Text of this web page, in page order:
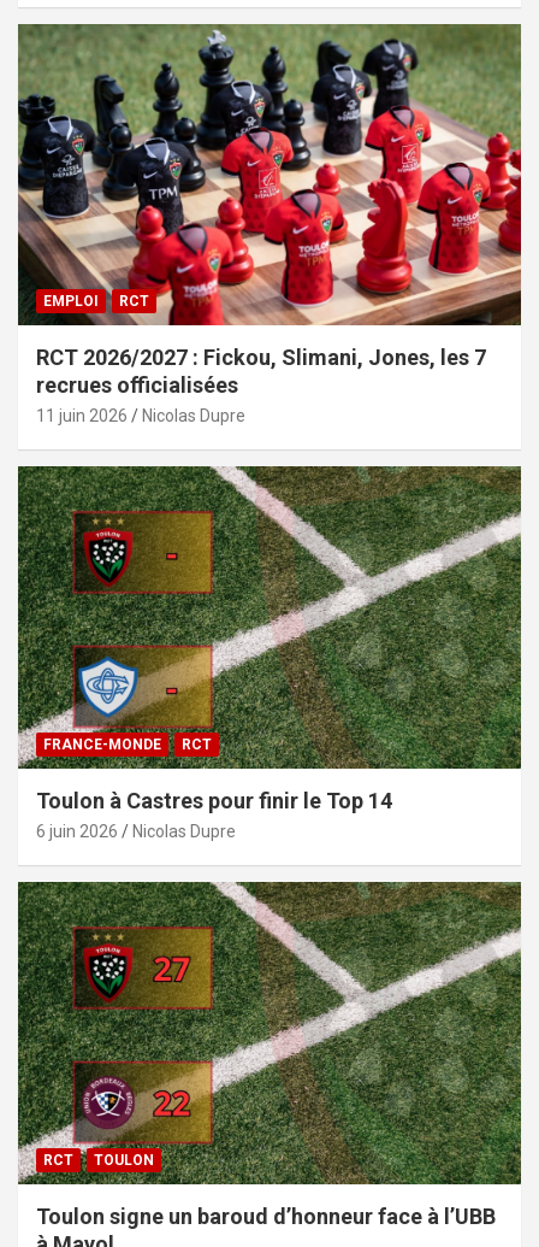
EMPLOI RCT
RCT 2026/2027 : Fickou, Slimani, Jones, les 7
recrues officialisées
11 juin 2026 Nicolas Dupre
FRANCE-MONDE RCT
Toulon à Castres pour finir le Top 14
6 juin 2026 Nicolas Dupre
RCT TOULON
Toulon signe un baroud d’honneur face à l’UBB